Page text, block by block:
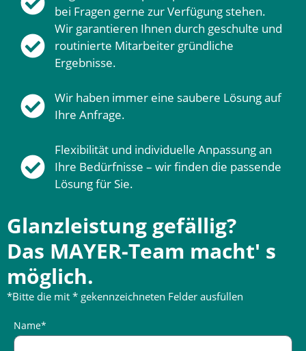
bei Fragen gerne zur Verfügung stehen.
Wir garantieren Ihnen durch geschulte und
routinierte Mitarbeiter gründliche
Ergebnisse.
Wir haben immer eine saubere Lösung auf
Ihre Anfrage.
Flexibilität und individuelle Anpassung an
Ihre Bedürfnisse – wir finden die passende
Lösung für Sie.
Glanzleistung gefällig?
Das MAYER-Team macht' s
möglich.
*Bitte die mit * gekennzeichneten Felder ausfüllen
Name*